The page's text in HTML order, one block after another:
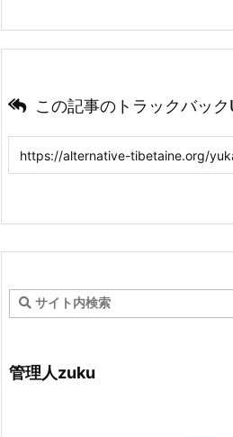
この記事のトラックバック
管理人zuku